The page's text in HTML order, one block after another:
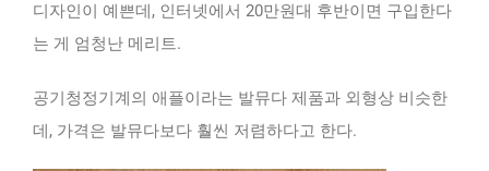
디자인이 예쁜데, 인터넷에서 20만원대 후반이면 구입한다
는 게 엄청난 메리트.
공기청정기계의 애플이라는 발뮤다 제품과 외형상 비슷한
데, 가격은 발뮤다보다 훨씬 저렴하다고 한다.